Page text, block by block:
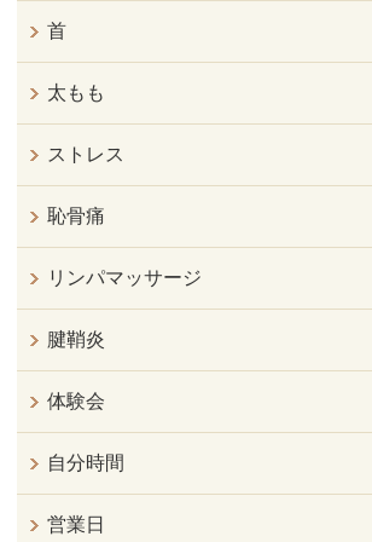
首
太もも
ストレス
恥骨痛
リンパマッサージ
腱鞘炎
体験会
自分時間
営業日